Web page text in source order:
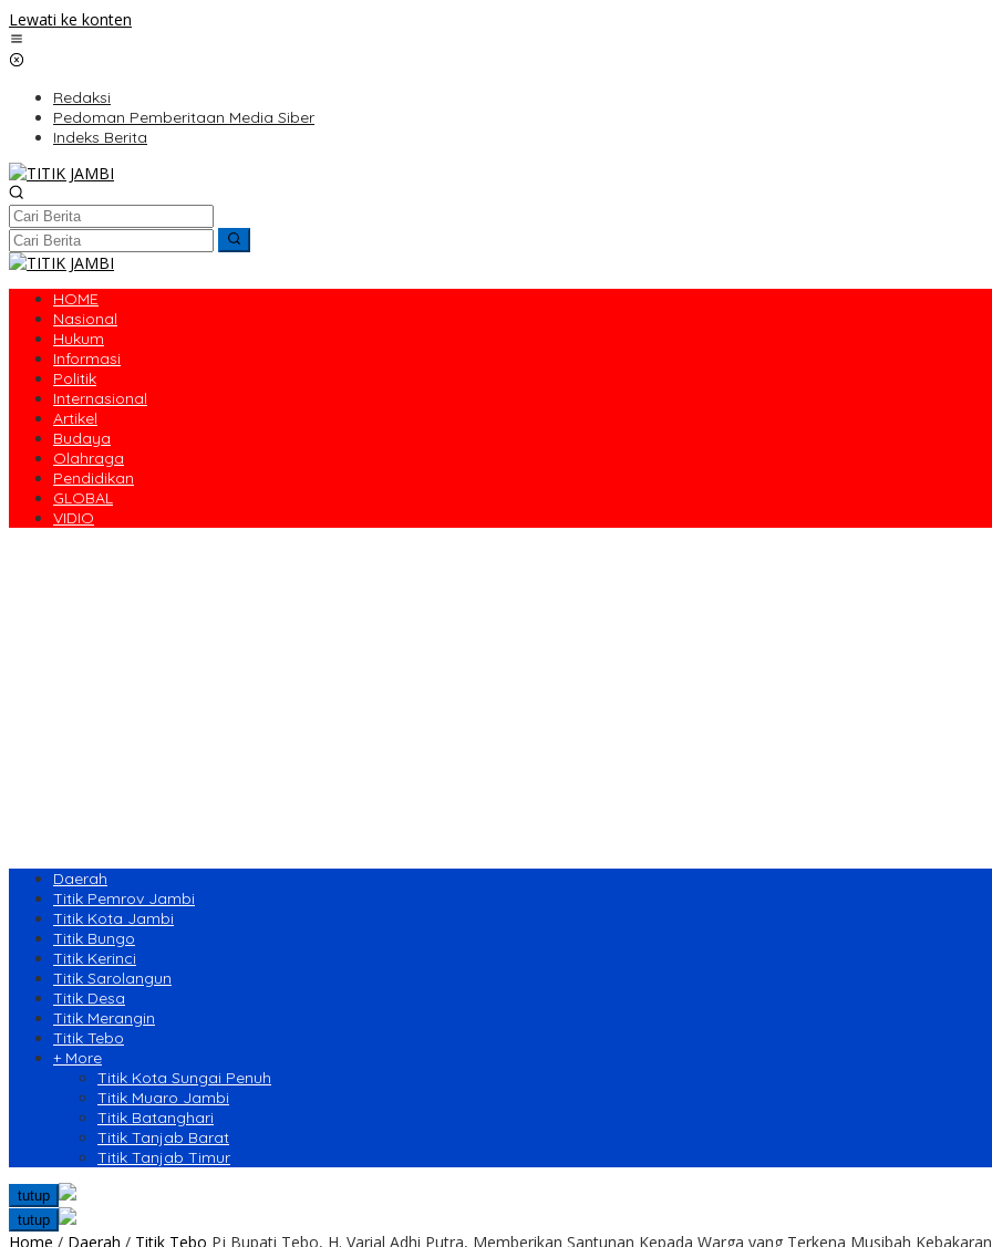
Lewati ke konten
Redaksi
Pedoman Pemberitaan Media Siber
Indeks Berita
HOME
Nasional
Hukum
Informasi
Politik
Internasional
Artikel
Budaya
Olahraga
Pendidikan
GLOBAL
VIDIO
Daerah
Titik Pemrov Jambi
Titik Kota Jambi
Titik Bungo
Titik Kerinci
Titik Sarolangun
Titik Desa
Titik Merangin
Titik Tebo
+ More
Titik Kota Sungai Penuh
Titik Muaro Jambi
Titik Batanghari
Titik Tanjab Barat
Titik Tanjab Timur
tutup
tutup
Home / Daerah / Titik Tebo Pj Bupati Tebo, H. Varial Adhi Putra, Memberikan Santunan Kepada Warga yang Terkena Musibah Kebakaran